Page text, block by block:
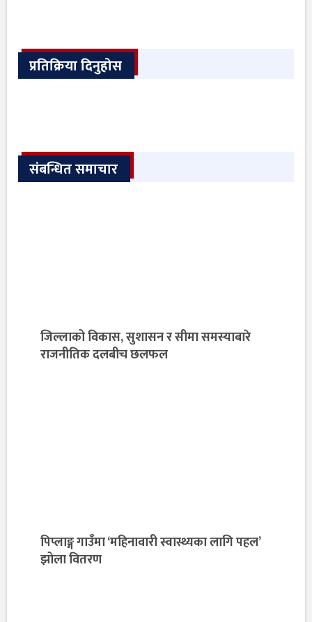
प्रतिक्रिया दिनुहोस
संबन्धित समाचार
जिल्लाको विकास, सुशासन र सीमा समस्याबारे
राजनीतिक दलबीच छलफल
पिप्लाङ्ग गाउँमा ‘महिनावारी स्वास्थ्यका लागि पहल’
झोला वितरण